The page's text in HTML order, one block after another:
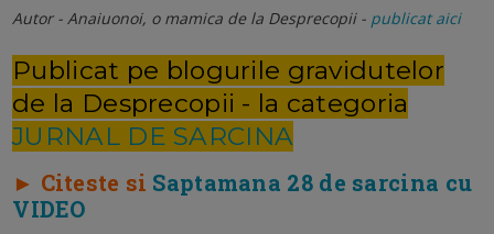
Autor - Anaiuonoi, o mamica de la Desprecopii - publicat aici
Publicat pe blogurile gravidutelor
de la Desprecopii - la categoria
JURNAL DE SARCINA
► Citeste si Saptamana 28 de sarcina cu
VIDEO